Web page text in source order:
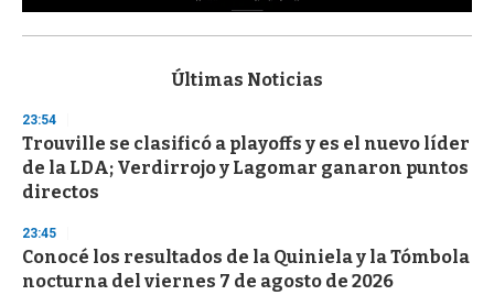
s
d
s
o
f
3
s
e
c
o
Últimas Noticias
23:54
Trouville se clasificó a playoffs y es el nuevo líder
de la LDA; Verdirrojo y Lagomar ganaron puntos
directos
23:45
Conocé los resultados de la Quiniela y la Tómbola
nocturna del viernes 7 de agosto de 2026